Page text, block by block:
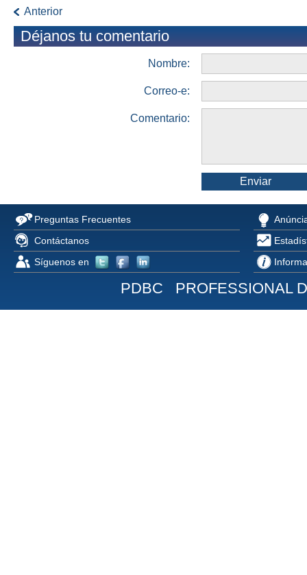
Anterior
Déjanos tu comentario
Nombre:
Correo-e:
Comentario:
Enviar
Preguntas Frecuentes
Contáctanos
Síguenos en
PDBC PROFESSIONAL